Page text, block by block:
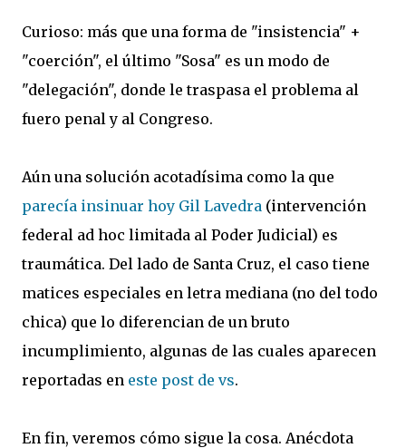
Curioso: más que una forma de "insistencia" +
"coerción", el último "Sosa" es un modo de
"delegación", donde le traspasa el problema al
fuero penal y al Congreso.
Aún una solución acotadísima como la que
parecía insinuar hoy Gil Lavedra (intervención
federal ad hoc limitada al Poder Judicial) es
traumática. Del lado de Santa Cruz, el caso tiene
matices especiales en letra mediana (no del todo
chica) que lo diferencian de un bruto
incumplimiento, algunas de las cuales aparecen
reportadas en este post de vs.
En fin, veremos cómo sigue la cosa. Anécdota